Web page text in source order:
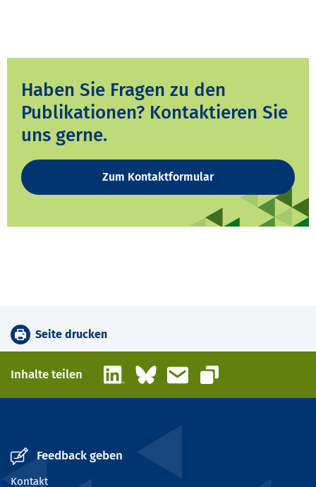
Haben Sie Fragen zu den
Publikationen? Kontaktieren Sie
uns gerne.
Zum Kontaktformular
Seite drucken
Inhalte teilen LinkedInBlueskyE-Mail
Link kopieren
Feedback geben
Kontakt